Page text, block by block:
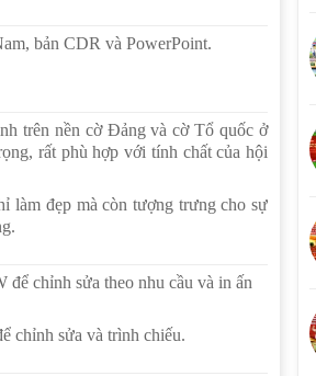
bản CDR và PowerPoint.
trên nền cờ Đảng và cờ Tổ quốc ở
rất phù hợp với tính chất của hội
làm đẹp mà còn tượng trưng cho sự
chỉnh sửa theo nhu cầu và in ấn
chỉnh sửa và trình chiếu.